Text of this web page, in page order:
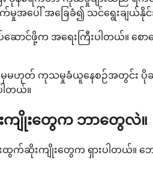
အပေါ် အခြေခံ၍ သင်ရွေးချယ်နို
ာင်ဖို့က အရေးကြီးပါတယ်။ စ
မဟုတ် ကုသမှုခံယူနေစဉ်အတွင်း
ါတယ်။
းကျိုးတွေက ဘာတွေလဲ။
ဆိုးကျိုးတွေက ရှားပါတယ်။ ဘေ